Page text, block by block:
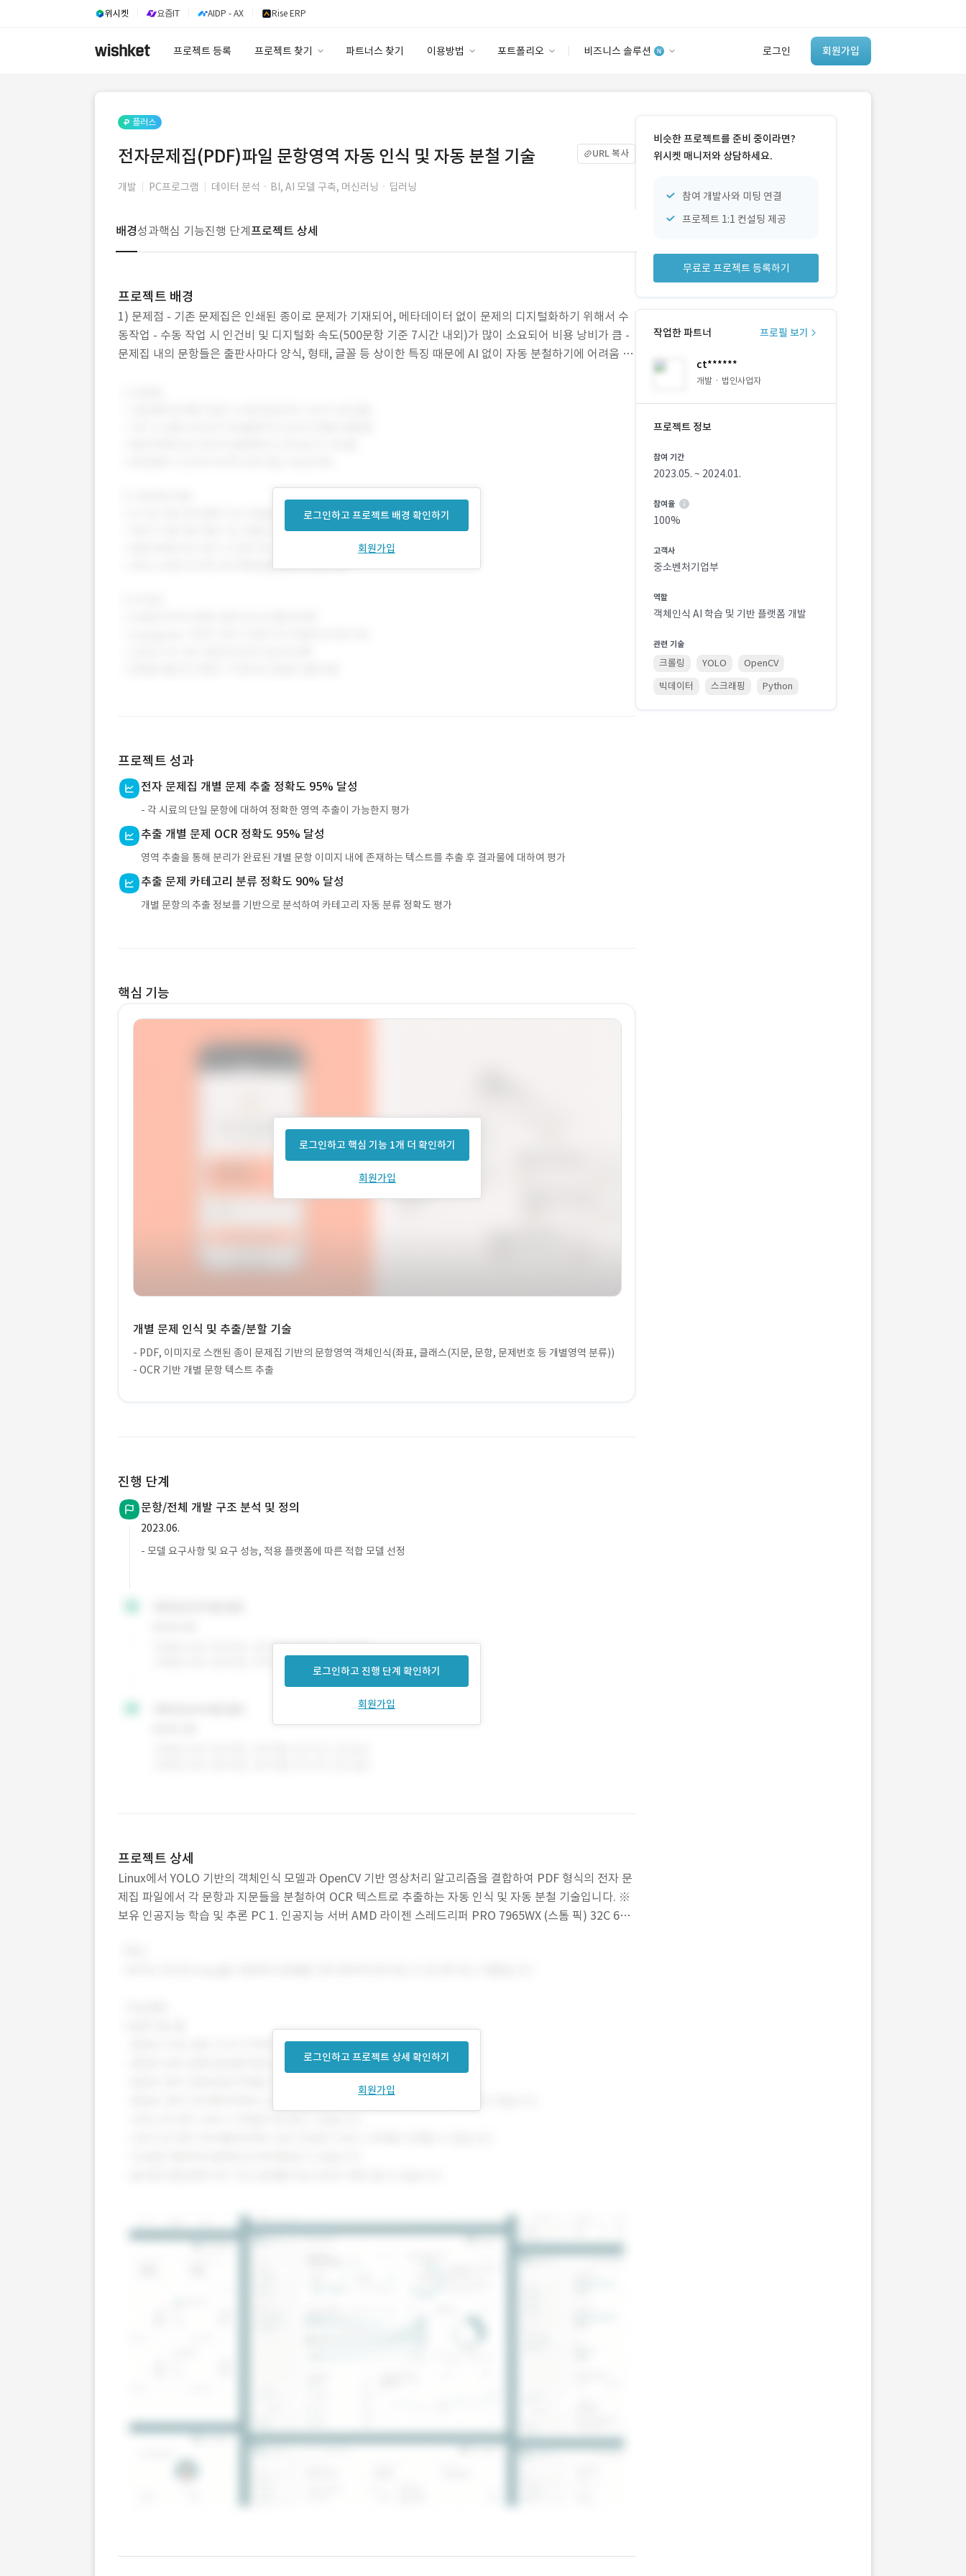
위시켓 요즘IT AIDP - AX Rise ERP
프로젝트 등록 프로젝트 찾기 파트너스 찾기 이용방법 포트폴리오 비즈니스 솔루션 로그인 회원가입
고객센터
안심 코드 케어
스토어
‘이런 거’ 만들어본
개발 회사 있어?
플러스
전자문제집(PDF)파일 문항영역 자동 인식 및 자동 분철 기술 URL 복사
개발 PC프로그램 데이터 분석ㆍBI, AI 모델 구축, 머신러닝ㆍ딥러닝
배경성과핵심 기능진행 단계 프로젝트 상세
프로젝트 배경
1) 문제점 - 기존 문제집은 인쇄된 종이로 문제가 기재되어, 메타데이터 없이 문제의 디지털화하기 위해서 수
동작업 - 수동 작업 시 인건비 및 디지털화 속도(500문항 기준 7시간 내외)가 많이 소요되어 비용 낭비가 큼 -
문제집 내의 문항들은 출판사마다 양식, 형태, 글꼴 등 상이한 특징 때문에 AI 없이 자동 분철하기에 어려움 2)
로그인하고 프로젝트 배경 확인하기
회원가입
프로젝트 성과
전자 문제집 개별 문제 추출 정확도 95% 달성
- 각 시료의 단일 문항에 대하여 정확한 영역 추출이 가능한지 평가
추출 개별 문제 OCR 정확도 95% 달성
영역 추출을 통해 분리가 완료된 개별 문항 이미지 내에 존재하는 텍스트를 추출 후 결과물에 대하여 평가
추출 문제 카테고리 분류 정확도 90% 달성
개별 문항의 추출 정보를 기반으로 분석하여 카테고리 자동 분류 정확도 평가
핵심 기능
로그인하고 핵심 기능 1개 더 확인하기
회원가입
개별 문제 인식 및 추출/분할 기술
- PDF, 이미지로 스캔된 종이 문제집 기반의 문항영역 객체인식(좌표, 클래스(지문, 문항, 문제번호 등 개별영역 분류))
- OCR 기반 개별 문항 텍스트 추출
진행 단계
문항/전체 개발 구조 분석 및 정의
2023.06.
- 모델 요구사항 및 요구 성능, 적용 플랫폼에 따른 적합 모델 선정
로그인하고 진행 단계 확인하기
회원가입
프로젝트 상세
Linux에서 YOLO 기반의 객체인식 모델과 OpenCV 기반 영상처리 알고리즘을 결합하여 PDF 형식의 전자 문
제집 파일에서 각 문항과 지문들을 분철하여 OCR 텍스트로 추출하는 자동 인식 및 자동 분철 기술입니다. ※
보유 인공지능 학습 및 추론 PC 1. 인공지능 서버 AMD 라이젠 스레드리퍼 PRO 7965WX (스톰 픽) 32C 64T
로그인하고 프로젝트 상세 확인하기
회원가입
비슷한 프로젝트를 준비 중이라면?
위시켓 매니저와 상담하세요.
참여 개발사와 미팅 연결
프로젝트 1:1 컨설팅 제공
무료로 프로젝트 등록하기
작업한 파트너 프로필 보기
ct******
개발 · 법인사업자
프로젝트 정보
참여 기간
2023.05. ~ 2024.01.
참여율
100%
고객사
중소벤처기업부
역할
객체인식 AI 학습 및 기반 플랫폼 개발
관련 기술
크롤링 YOLO
OpenCV
빅데이터
스크래핑 Python